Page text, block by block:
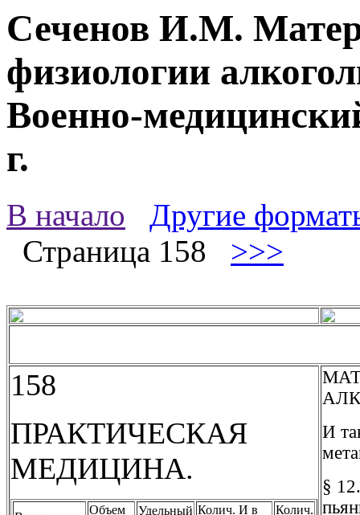
Сеченов И.М.
физиологии
Военно-
г.
В начало
Другие
Страница 158 >>>
158
ПРАКТИЧЕСКАЯ
МЕДИЦИНА.
Объем
Удельный Колич. И в
Колич.
И
§